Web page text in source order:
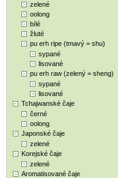
zelené
oolong
bílé
žluté
pu erh ripe (tmavý = shu)
sypané
lisované
pu erh raw (zelený = sheng)
sypané
lisované
Tchajwanské čaje
černé
oolong
Japonské čaje
zelené
Korejské čaje
zelené
Aromatisované čaje